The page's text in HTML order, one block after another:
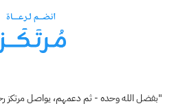
"بفضل الله وحده - ثم دعمهم، يواصل مرتكز